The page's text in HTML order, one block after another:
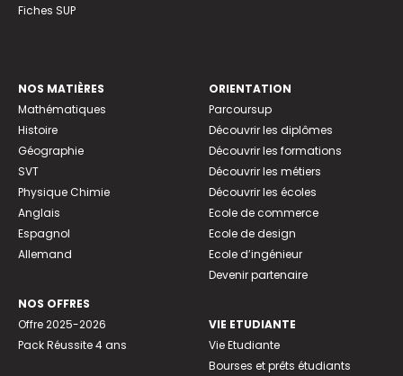
Fiches SUP
NOS MATIÈRES
Mathématiques
Histoire
Géographie
SVT
Physique Chimie
Anglais
Espagnol
Allemand
NOS OFFRES
Offre 2025-2026
Pack Réussite 4 ans
ORIENTATION
Parcoursup
Découvrir les diplômes
Découvrir les formations
Découvrir les métiers
Découvrir les écoles
Ecole de commerce
Ecole de design
Ecole d’ingénieur
Devenir partenaire
VIE ETUDIANTE
Vie Etudiante
Bourses et prêts étudiants